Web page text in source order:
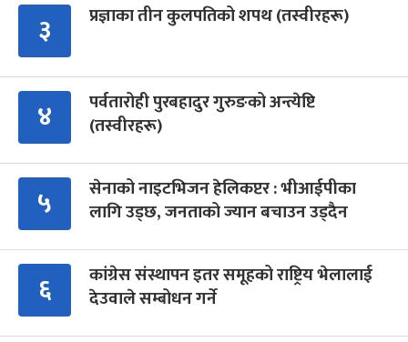
३ प्रज्ञाका तीन कुलपतिको शपथ (तस्वीरहरू)
४
पर्वतारोही पुरबहादुर गुरुङको अन्त्येष्टि
(तस्वीरहरू)
५
सेनाको नाइटभिजन हेलिकप्टर : भीआईपीका
लागि उड्छ, जनताको ज्यान बचाउन उड्दैन
६
कांग्रेस संस्थापन इतर समूहको राष्ट्रिय भेलालाई
देउवाले सम्बोधन गर्ने